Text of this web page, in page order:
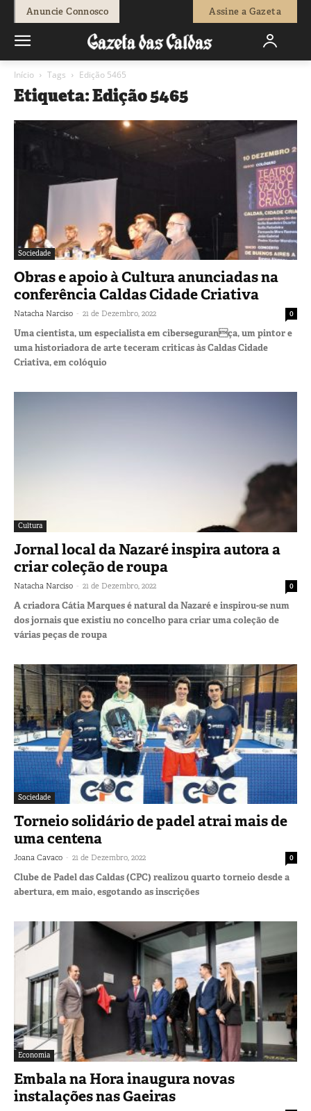
Anuncie Connosco Assine a Gazeta
Início Tags Edição 5465
Etiqueta: Edição 5465
Sociedade
Obras e apoio à Cultura anunciadas na
conferência Caldas Cidade Criativa
Natacha Narciso - 21 de Dezembro, 2022 0
Uma cientista, um especialista em cibersegurança, um pintor e
uma historiadora de arte teceram criticas às Caldas Cidade
Criativa, em colóquio
Cultura
Jornal local da Nazaré inspira autora a
criar coleção de roupa
Natacha Narciso - 21 de Dezembro, 2022 0
A criadora Cátia Marques é natural da Nazaré e inspirou-se num
dos jornais que existiu no concelho para criar uma coleção de
várias peças de roupa
Sociedade
Torneio solidário de padel atrai mais de
uma centena
Joana Cavaco - 21 de Dezembro, 2022 0
Clube de Padel das Caldas (CPC) realizou quarto torneio desde a
abertura, em maio, esgotando as inscrições
Economia
Embala na Hora inaugura novas
instalações nas Gaeiras